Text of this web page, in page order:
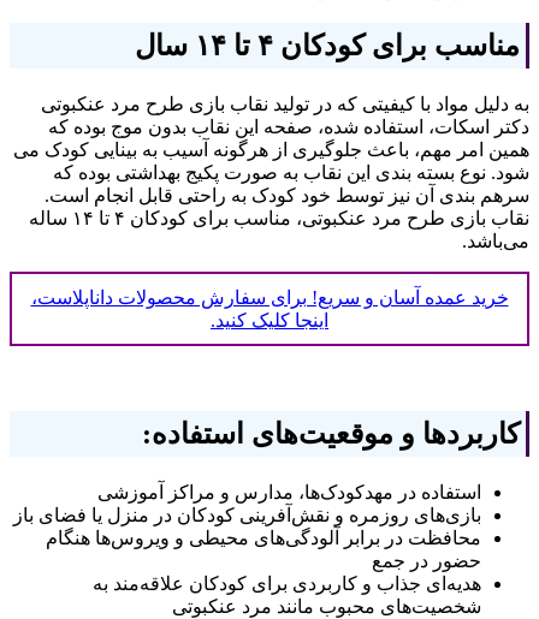
مناسب برای کودکان ۴ تا ۱۴ سال
به دلیل مواد با کیفیتی که در تولید نقاب بازی طرح مرد عنکبوتی
دکتر اسکات، استفاده شده، صفحه این نقاب بدون موج بوده که
همین امر مهم، باعث جلوگیری از هرگونه آسیب به بینایی کودک می
شود. نوع بسته بندی این نقاب به صورت پکیج بهداشتی بوده که
سرهم بندی آن نیز توسط خود کودک به راحتی قابل انجام است.
نقاب بازی طرح مرد عنکبوتی، مناسب برای کودکان ۴ تا ۱۴ ساله
می‌باشد.
خرید عمده آسان و سریع! برای سفارش محصولات داناپلاست،
اینجا کلیک کنید.
کاربردها و موقعیت‌های استفاده:
استفاده در مهدکودک‌ها، مدارس و مراکز آموزشی
بازی‌های روزمره و نقش‌آفرینی کودکان در منزل یا فضای باز
محافظت در برابر آلودگی‌های محیطی و ویروس‌ها هنگام
حضور در جمع
هدیه‌ای جذاب و کاربردی برای کودکان علاقه‌مند به
شخصیت‌های محبوب مانند مرد عنکبوتی